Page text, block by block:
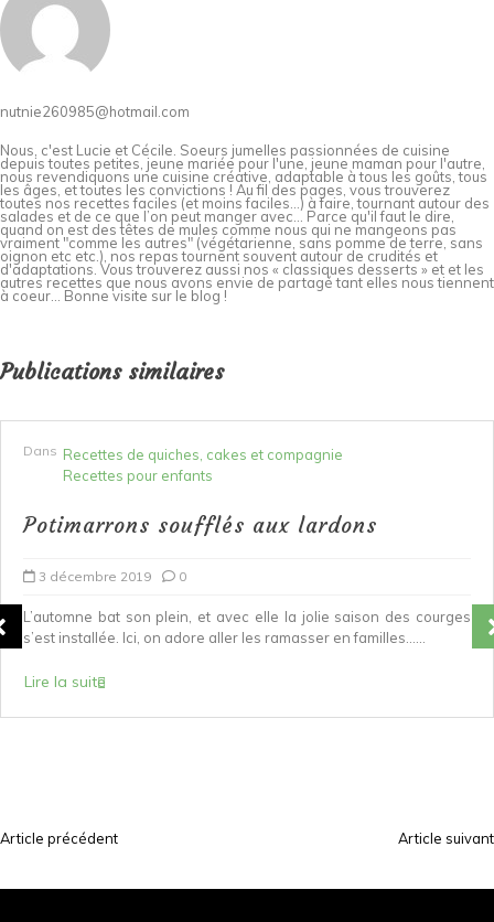
nutnie260985@hotmail.com
Nous, c'est Lucie et Cécile. Soeurs jumelles passionnées de cuisine
depuis toutes petites, jeune mariée pour l'une, jeune maman pour l'autre,
nous revendiquons une cuisine créative, adaptable à tous les goûts, tous
les âges, et toutes les convictions ! Au fil des pages, vous trouverez
toutes nos recettes faciles (et moins faciles…) à faire, tournant autour des
salades et de ce que l’on peut manger avec… Parce qu'il faut le dire,
quand on est des têtes de mules comme nous qui ne mangeons pas
vraiment "comme les autres" (végétarienne, sans pomme de terre, sans
oignon etc etc.), nos repas tournent souvent autour de crudités et
d'adaptations. Vous trouverez aussi nos « classiques desserts » et et les
autres recettes que nous avons envie de partagé tant elles nous tiennent
à coeur... Bonne visite sur le blog !
Publications similaires
Dans Recettes de quiches, cakes et compagnie
Recettes pour enfants
Potimarrons soufflés aux lardons
3 décembre 2019 0
L’automne bat son plein, et avec elle la jolie saison des courges
s’est installée. Ici, on adore aller les ramasser en familles…...
Lire la suite
N
Article précédent Article suivant